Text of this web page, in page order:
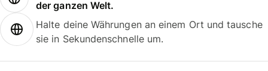
der ganzen Welt.
Halte deine Währungen an einem Ort und tausche
sie in Sekundenschnelle um.